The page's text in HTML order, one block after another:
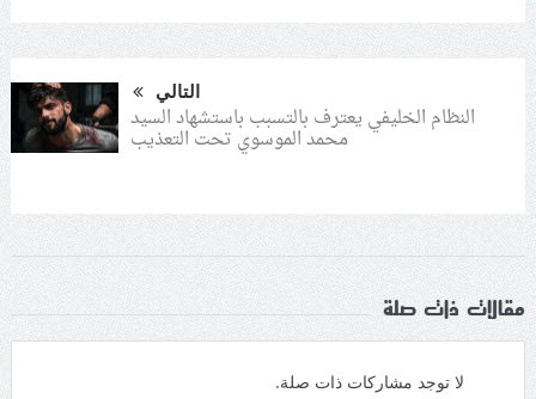
التالي
النظام الخليفي يعترف بالتسبب باستشهاد السيد
محمد الموسوي تحت التعذيب
مقالات ذات صلة
لا توجد مشاركات ذات صلة.